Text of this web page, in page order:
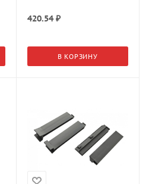
420.54₽
В КОРЗИНУ